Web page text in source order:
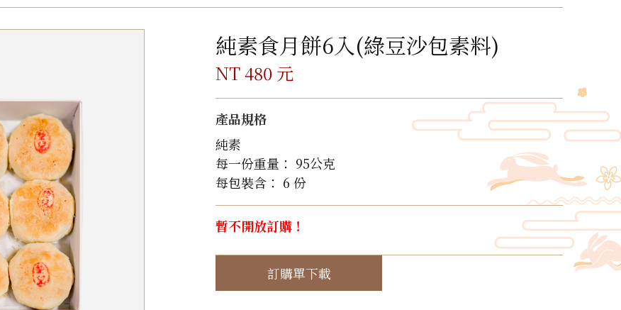
純素食月餅6入(綠豆沙包素料)
NT 480 元
產品規格
純素
每一份重量： 95公克
每包裝含： 6 份
暫不開放訂購！
訂購單下載